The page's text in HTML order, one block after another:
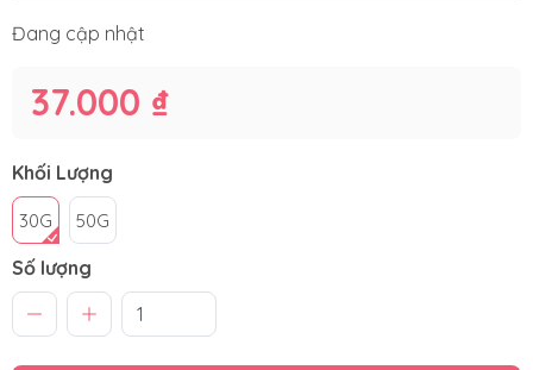
Đang cập nhật
37.000 ₫
Khối Lượng
30G 50G
Số lượng